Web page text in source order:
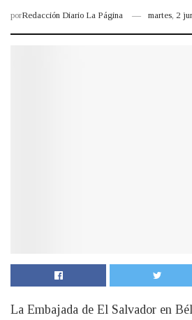
porRedacción Diario La Página martes, 2
La Embajada de El Salvador en